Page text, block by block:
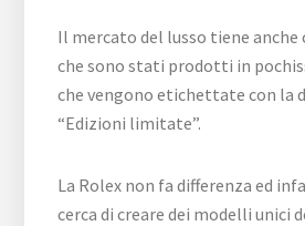
Il mercato del lusso tiene
che sono stati prodotti in
che vengono etichettate con la
“Edizioni limitate”.
La Rolex non fa differenza ed
cerca di creare dei modelli unici